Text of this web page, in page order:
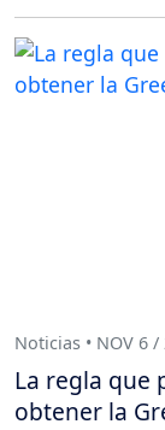
Noticias • NOV 6 /
La regla que
obtener la